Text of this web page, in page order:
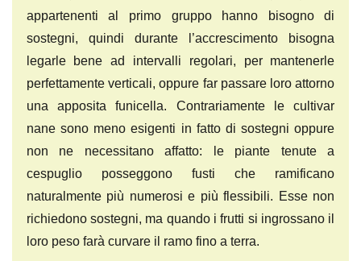
appartenenti al primo gruppo hanno bisogno di
sostegni, quindi durante l’accrescimento bisogna
legarle bene ad intervalli regolari, per mantenerle
perfettamente verticali, oppure far passare loro attorno
una apposita funicella. Contrariamente le cultivar
nane sono meno esigenti in fatto di sostegni oppure
non ne necessitano affatto: le piante tenute a
cespuglio posseggono fusti che ramificano
naturalmente più numerosi e più flessibili. Esse non
richiedono sostegni, ma quando i frutti si ingrossano il
loro peso farà curvare il ramo fino a terra.